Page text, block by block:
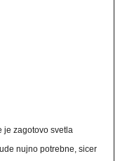
je zagotovo svetla
nujno potrebne, sicer